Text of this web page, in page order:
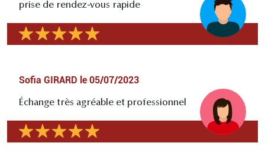
prise de rendez-vous rapide
Sofia GIRARD le 05/07/2023
Échange très agréable et professionnel